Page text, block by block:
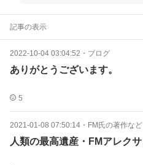
記事の表示
2022-10-04 03:04:52 ・ ブログ
ありがとうございます。
5
2021-01-08 07:50:14 ・ FM氏の著作など